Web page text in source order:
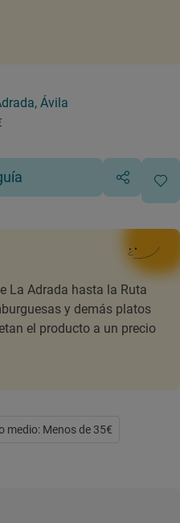
Ávila
La Adrada hasta la Ruta
y demás platos
el producto a un precio
medio: Menos de 35€